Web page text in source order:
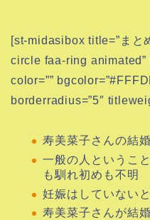
[st-midasibox title=”まと
circle faa-ring animated”
color=””
borderradius=”5″
寿美菜子さんの結
一般の人というこ
も馴れ初めも不明
妊娠はしていない
寿美菜子さんが結